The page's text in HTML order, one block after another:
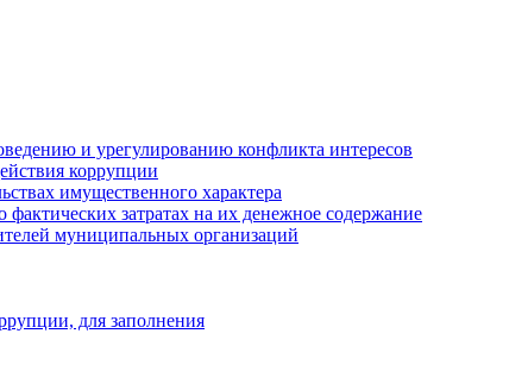
и урегулированию конфликта интересов
коррупции
имущественного характера
затратах на их денежное содержание
муниципальных организаций
для заполнения